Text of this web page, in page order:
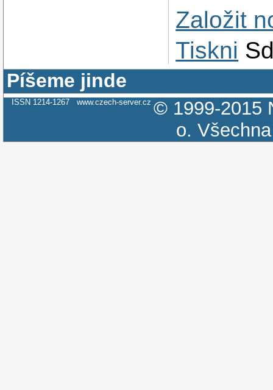
Založit
Tiskni
Píšeme jinde
ISSN 1214-1267 www.czech-server.cz © 1999-2015
o.